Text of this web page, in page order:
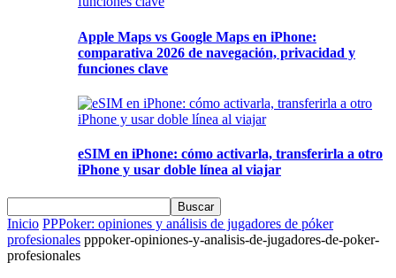
Apple Maps vs Google Maps en iPhone:
comparativa 2026 de navegación, privacidad y
funciones clave
eSIM en iPhone: cómo activarla, transferirla a otro
iPhone y usar doble línea al viajar
Inicio PPPoker: opiniones y análisis de jugadores de póker
profesionales pppoker-opiniones-y-analisis-de-jugadores-de-poker-
profesionales